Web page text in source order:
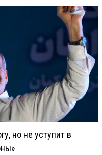
но не уступит в